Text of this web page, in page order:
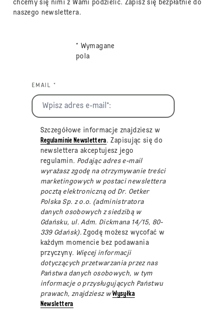
chcemy się nimi z Wami podzielić. Zapisz się bezpłatnie do
naszego newslettera.
* Wymagane
pola
EMAIL *
Szczegółowe informacje znajdziesz w
Regulaminie Newslettera. Zapisując się do
newslettera akceptujesz jego
regulamin. Podając adres e-mail
wyrażasz zgodę na otrzymywanie treści
marketingowych w postaci newslettera
pocztą elektroniczną od Dr. Oetker
Polska Sp. z o.o. (administratora
danych osobowych z siedzibą w
Gdańsku, ul. Adm. Dickmana 14/15, 80-
339 Gdańsk).Zgodę możesz wycofać w
każdym momencie bez podawania
przyczyny. Więcej informacji
dotyczących przetwarzania przez nas
Państwa danych osobowych, w tym
informacje o przysługujących Państwu
prawach, znajdziesz wWysyłka
Newslettera